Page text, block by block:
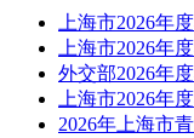
上海市2026年
上海市2026年
外交部2026年
上海市2026年
2026年上海市